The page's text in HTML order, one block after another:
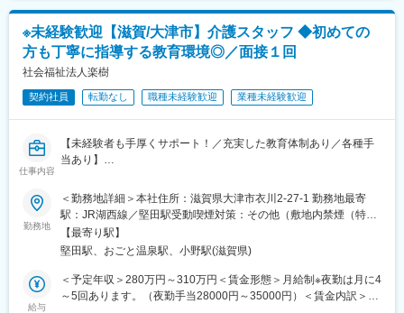
その他に、100種類を超える通信教育、生鮮スクール、ファッシ
ョンスクール、カラーコーディネート、ディスプレイなどの課別
研修もあり、社員一人ひとりのキャリアアップのサポートをして
います。
さらに福利厚生面では、「ゆとりライフ制度」により、社員の生
活を全面的にサポートし、ゆとりあるライフスタイルを社員全員
が築けるよう、制度を充実させています。
変更の範囲：会社の定める業務
■治験コーディネーターで得られるスキル：
（1）コミュニケーション力：
患者さんに治験の内容をわかりやすく説明したり、医師や看護師
と連携することで伝える力が身に付きます。
（2）スケジュール管理力：
治験には決まった検査や診察の予定があるため、患者さんが無理
薬の種類や副作用、検査の内容など、医療に関する知識が自然と
増えていきます。薬剤師や看護師と話す機会も多いため学ぶこと
（4）パソコンや書類の整理力：
検査の結果を記録したり、書類をまとめたりする仕事もありま
す。パソコンの使い方や、正確に記録する力が身につきます。
（5）チームで働く力：
治験は医師、看護師、薬剤師など、いろんな職種の人と協力して
進めるので、チームワークの大切さを学べます。
※未経験歓迎【滋賀/大津市】介護スタッフ ◆初めての
方も丁寧に指導する教育環境◎／面接１回
社会福祉法人楽樹
契約社員 転勤なし 職種未経験歓迎 業種未経験歓迎
仕事内容
【未経験者も手厚くサポート！／充実した教育体制あり／各種手
当あり】
当法人が運営する『特別養護老人ホーム湖の花』にて、入居者様
の介護（排泄介助・食事介助・入浴介助）及びレクリエーショ
ン・リハビリテーションなどを行っていただきます。
■業務の特徴：
＊入居者80名を総勢46名のスタッフで支援します。
＊入居者様やご家族様との時間や関係性を大切にした、より良い
勤務地
＜勤務地詳細＞本社住所：滋賀県大津市衣川2-27-1 勤務地最寄
駅：JR湖西線／堅田駅受動喫煙対策：その他（敷地内禁煙（特定
喫煙所あり））変更の範囲：無
【最寄り駅】
堅田駅、おごと温泉駅、小野駅(滋賀県)
給与
＜予定年収＞280万円～310万円＜賃金形態＞月給制※夜勤は月に4
～5回あります。（夜勤手当28000円～35000円）＜賃金内訳＞月